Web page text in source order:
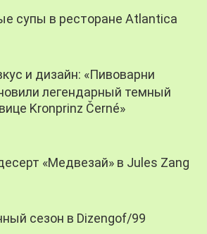
супы в ресторане Atlantica
и дизайн: «Пивоварни
легендарный темный
Kronprinz Černé»
«Медвезай» в Jules Zang
сезон в Dizengof/99